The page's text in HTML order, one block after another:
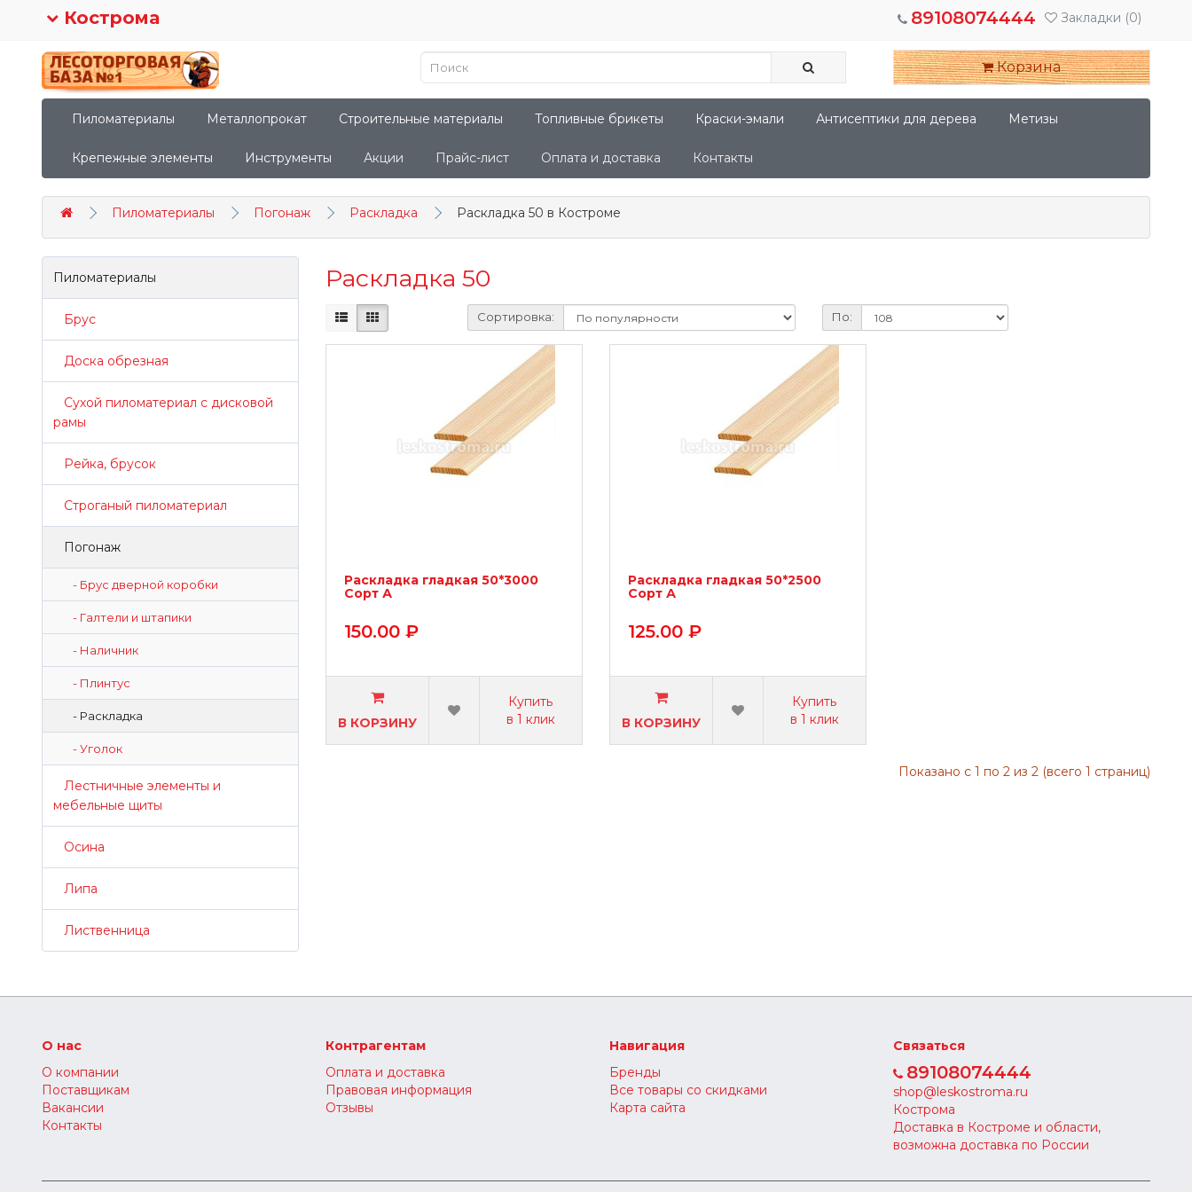
Кострома Закладки (0)
89108074444
Корзина
Пиломатериалы Металлопрокат Строительные материалы Топливные брикеты Краски-эмали Антисептики для дерева Метизы
Крепежные элементы Инструменты Акции Прайс-лист Оплата и доставка Контакты
Пиломатериалы Погонаж Раскладка Раскладка 50 в Костроме
Пиломатериалы
Брус
Доска обрезная
Сухой пиломатериал с дисковой
рамы
Рейка, брусок
Строганый пиломатериал
Погонаж
- Брус дверной коробки
- Галтели и штапики
- Наличник
- Плинтус
- Раскладка
- Уголок
Лестничные элементы и
мебельные щиты
Осина
Липа
Лиственница
Раскладка 50
Сортировка: По:
Раскладка гладкая 50*3000
Сорт А
150.00 ₽
В КОРЗИНУ
Купить
в 1 клик
Раскладка гладкая 50*2500
Сорт А
125.00 ₽
В КОРЗИНУ
Купить
в 1 клик
Показано с 1 по 2 из 2 (всего 1 страниц)
О нас
О компании
Поставщикам
Вакансии
Контакты
Контрагентам
Оплата и доставка
Правовая информация
Отзывы
Навигация
Бренды
Все товары со скидками
Карта сайта
Связаться
89108074444
shop@leskostroma.ru
Кострома
Доставка в Костроме и области,
возможна доставка по России